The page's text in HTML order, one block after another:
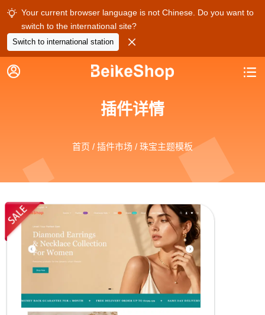
 Your current browser language is not Chinese. Do you want to
switch to the international site?
Switch to international station 
 
插件详情
首页 / 插件市场 / 珠宝主题模板